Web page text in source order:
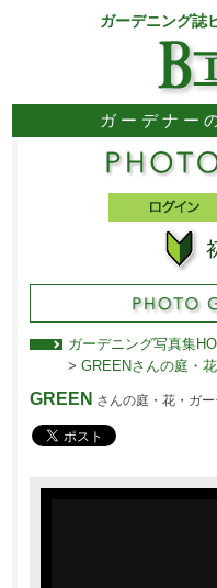
ガーデニング誌
ガーデナー
ガーデニング写真集
> GREENさんの庭・
GREEN さんの庭・花・ガ